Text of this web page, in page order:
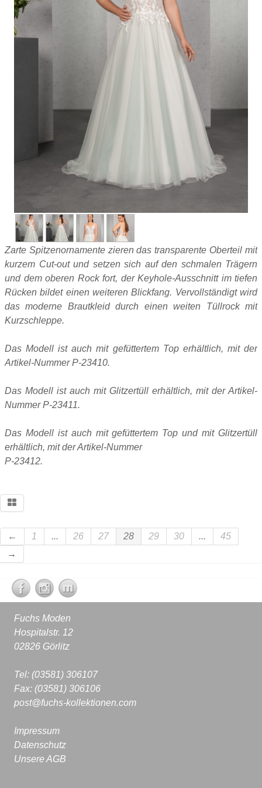
Zarte Spitzenornamente zieren das transparente Oberteil mit
kurzem Cut-out und setzen sich auf den schmalen Trägern
und dem oberen Rock fort, der Keyhole-Ausschnitt im tiefen
Rücken bildet einen weiteren Blickfang. Vervollständigt wird
das moderne Brautkleid durch einen weiten Tüllrock mit
Kurzschleppe.
Das Modell ist auch mit gefüttertem Top erhältlich, mit der
Artikel-Nummer P-23410.
Das Modell ist auch mit Glitzertüll erhältlich, mit der Artikel-
Nummer P-23411.
Das Modell ist auch mit gefüttertem Top und mit Glitzertüll
erhältlich, mit der Artikel-Nummer
P-23412.
← 1 ... 26 27 28 29 30 ...
45
→
Fuchs Moden
Hospitalstr. 12
02826 Görlitz
Tel: (03581) 306107
Fax: (03581) 306106
post@fuchs-kollektionen.com
Impressum
Datenschutz
Unsere AGB